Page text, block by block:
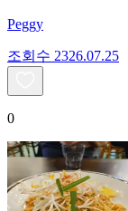
Peggy
조회수 2326.07.25
0